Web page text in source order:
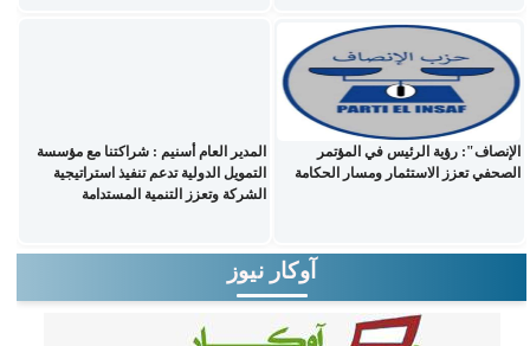
الإنصاف": رؤية الرئيس في المؤتمر
الصحفي تعزز الاستثمار ومسار الحكامة
المدير العام أسنيم : شراكتنا مع مؤسسة
التمويل الدولية تدعم تنفيذ استراتيجية
الشركة وتعزز التنمية المستدامة
آوكار نيوز